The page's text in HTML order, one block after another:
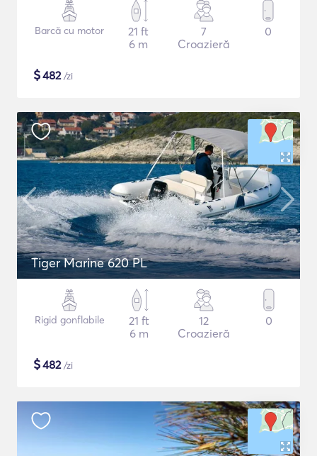
Barcă cu motor
21 ft
6 m
7
Croazieră
0
$482/zi
Tiger Marine 620 PL
Rigid gonflabile
21 ft
6 m
12
Croazieră
0
$482/zi